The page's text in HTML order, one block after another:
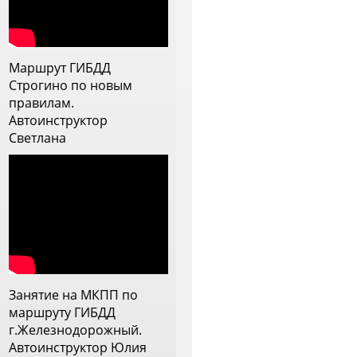
инструктор прям заинтересован
стороны и прорабатывает их.
Теперь меня она напутствовала
на самостоятельное вождение и
я ей очень благодарна
Маршрут ГИБДД
Строгино по новым
правилам.
Автоинструктор
Светлана
Занятие на МКПП по
маршруту ГИБДД
г.Железнодорожный.
Автоинструктор Юлия